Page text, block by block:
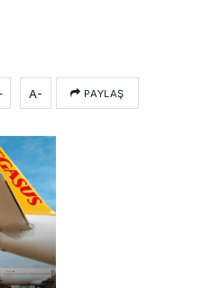
A- PAYLAŞ